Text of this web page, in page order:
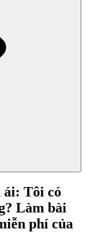
ái: Tôi có
Làm bài
phí của